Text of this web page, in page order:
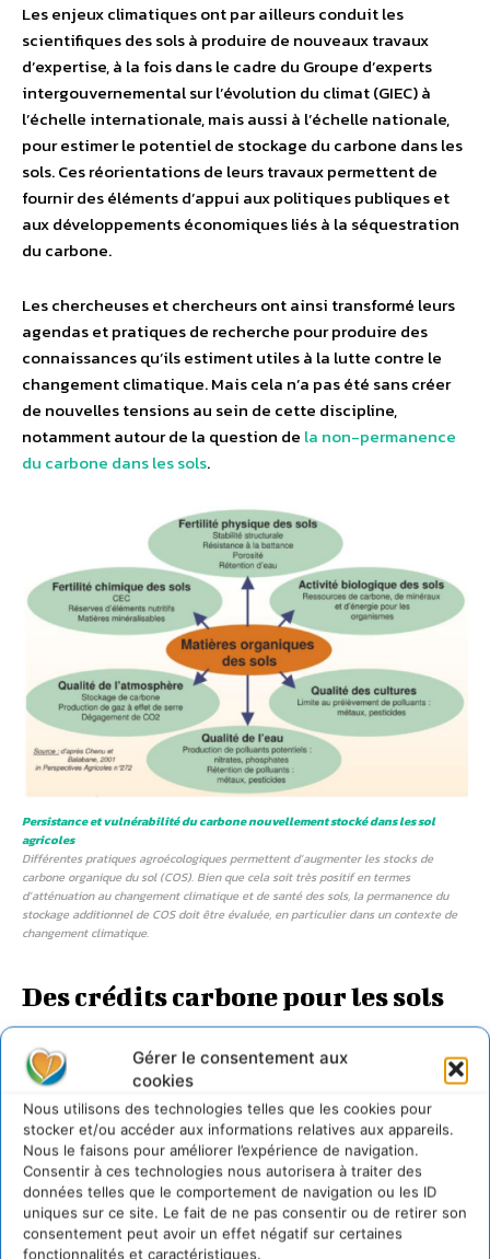
Gérer le consentement aux
cookies
Nous utilisons des technologies telles que les cookies pour
stocker et/ou accéder aux informations relatives aux appareils.
Nous le faisons pour améliorer l’expérience de navigation.
Consentir à ces technologies nous autorisera à traiter des
données telles que le comportement de navigation ou les ID
uniques sur ce site. Le fait de ne pas consentir ou de retirer son
consentement peut avoir un effet négatif sur certaines
fonctionnalités et caractéristiques.
Les enjeux climatiques ont par ailleurs conduit les
scientifiques des sols à produire de nouveaux travaux
d’expertise, à la fois dans le cadre du Groupe d’experts
intergouvernemental sur l’évolution du climat (GIEC) à
l’échelle internationale, mais aussi à l’échelle nationale,
pour estimer le potentiel de stockage du carbone dans les
sols. Ces réorientations de leurs travaux permettent de
fournir des éléments d’appui aux politiques publiques et
aux développements économiques liés à la séquestration
du carbone.
Les chercheuses et chercheurs ont ainsi transformé leurs
agendas et pratiques de recherche pour produire des
connaissances qu’ils estiment utiles à la lutte contre le
changement climatique. Mais cela n’a pas été sans créer
de nouvelles tensions au sein de cette discipline,
notamment autour de la question de la non-permanence
du carbone dans les sols.
Persistance et vulnérabilité du carbone nouvellement stocké dans les sol
agricoles
Différentes pratiques agroécologiques permettent d’augmenter les stocks de
carbone organique du sol (COS). Bien que cela soit très positif en termes
d’atténuation au changement climatique et de santé des sols, la permanence du
stockage additionnel de COS doit être évaluée, en particulier dans un contexte de
changement climatique.
Des crédits carbone pour les sols
agricoles qui stockent